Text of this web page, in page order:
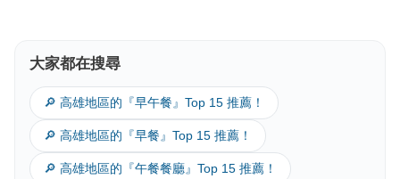
大家都在搜尋
🔎 高雄地區的『早午餐』Top 15 推薦！
🔎 高雄地區的『早餐』Top 15 推薦！
🔎 高雄地區的『午餐餐廳』Top 15 推薦！